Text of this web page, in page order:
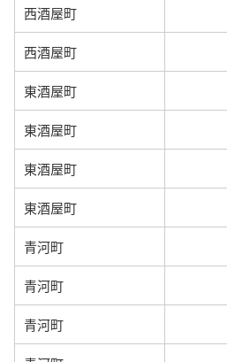
西酒屋町
西酒屋町
東酒屋町
東酒屋町
東酒屋町
東酒屋町
青河町
青河町
青河町